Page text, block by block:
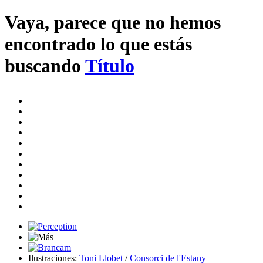
Vaya, parece que no hemos
encontrado lo que estás
buscando Título
Ilustraciones: Toni Llobet/Consorci de l'Estany